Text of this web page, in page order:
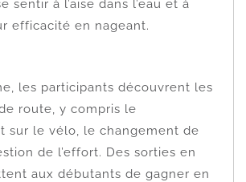
sentir à l’aise dans l’eau et à
efficacité en nageant.
les participants découvrent les
route, y compris le
sur le vélo, le changement de
de l’effort. Des sorties en
aux débutants de gagner en